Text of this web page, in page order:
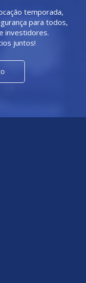
temporada,
para todos,
investidores.
juntos!